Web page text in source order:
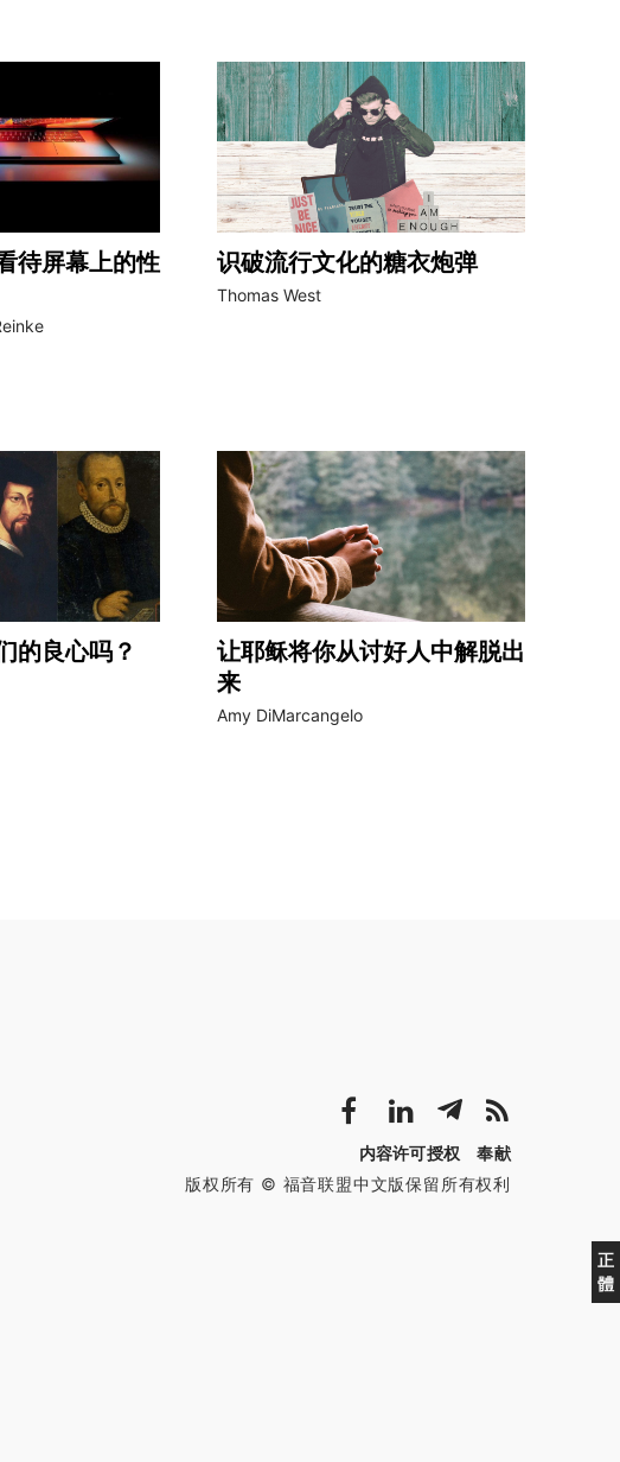
待屏幕上的性
识破流行文化的糖衣炮弹
Thomas West
的良心吗？
让耶稣将你从讨好人中解脱出
来
Amy DiMarcangelo
正
體
内容许可授权
奉献
版权所有 © 福音联盟中文版保留所有权利